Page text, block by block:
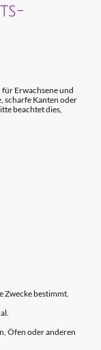
für Erwachsene und
scharfe Kanten oder
beachtet dies,
Zwecke bestimmt.
Öfen oder anderen